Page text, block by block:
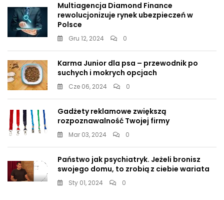
Multiagencja Diamond Finance
rewolucjonizuje rynek ubezpieczeń w
Polsce
Gru 12, 2024 0
Karma Junior dla psa – przewodnik po
suchych i mokrych opcjach
Cze 06, 2024 0
Gadżety reklamowe zwiększą
rozpoznawalność Twojej firmy
Mar 03, 2024 0
Państwo jak psychiatryk. Jeżeli bronisz
swojego domu, to zrobią z ciebie wariata
Sty 01, 2024 0